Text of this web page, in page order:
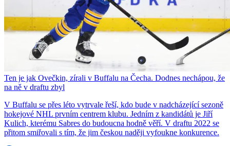
Ten je jak Ovečkin, zírali v Buffalu na Čecha. Dodnes nechápou, že
na ně v draftu zbyl
V Buffalu se přes léto vytrvale řeší, kdo bude v nadcházející sezoně
hokejové NHL prvním centrem klubu. Jedním z kandidátů je Jiří
Kulich, kterému Sabres do budoucna hodně věří. V draftu 2022 se
přitom smiřovali s tím, že jim českou naději vyfoukne konkurence.